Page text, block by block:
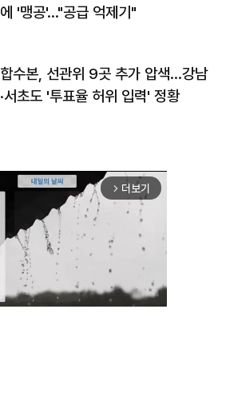
에 '맹공'…"공급 억제기"
합수본, 선관위 9곳 추가 압색…강남
·서초도 '투표율 허위 입력' 정황
arrow_forward_ios 더보기